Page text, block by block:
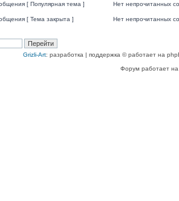
[ Популярная тема ] Нет непрочитанных
[ Тема закрыта ] Нет непрочитанных
Grizli-Art: разработка | поддержка © работает на
Форум работает